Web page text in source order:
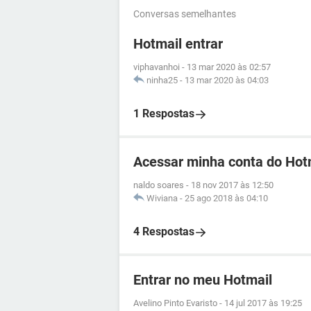
Conversas semelhantes
Hotmail entrar
viphavanhoi - 13 mar 2020 às 02:57
ninha25 - 13 mar 2020 às 04:03
1 Respostas
Acessar minha conta do
naldo soares - 18 nov 2017 às 12:50
Wiviana - 25 ago 2018 às 04:10
4 Respostas
Entrar no meu Hotmail
Avelino Pinto Evaristo - 14 jul 2017 às 19:25